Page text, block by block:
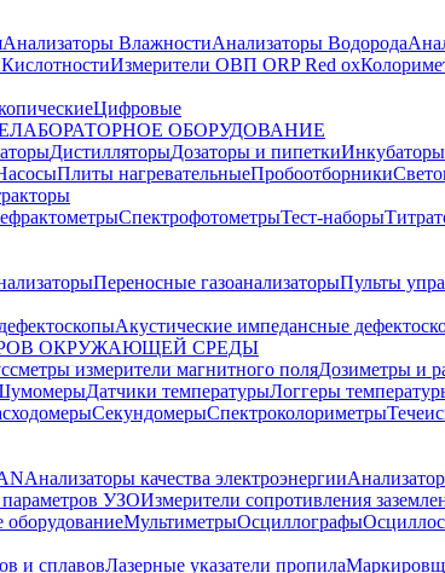
Анализаторы ВлажностиАнализаторы Водорода
Измерители ОВП ORP Red ox
Цифровые
ОБОРУДОВАНИЕ
ДистилляторыДозаторы и пипеткиИнкубаторы
Плиты нагревательныеПробоотборники
СпектрофотометрыТест-наборы
Переносные газоанализаторыПульты
Акустические импедансные
ОКРУЖАЮЩЕЙ СРЕДЫ
измерители магнитного поляДозиметры и
Датчики температурыЛоггеры
СекундомерыСпектроколориметры
Анализаторы качества электроэнергии
УЗОИзмерители сопротивления
оборудованиеМультиметрыОсциллографы
и сплавовЛазерные указатели пропила